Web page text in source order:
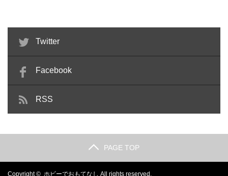
Twitter
Facebook
RSS
PAGE TOP
Copyright © ホビーでおもてなし All rights reserved.